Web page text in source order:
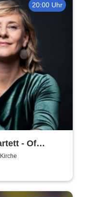
20:00 Uhr
- Of
& Heroines